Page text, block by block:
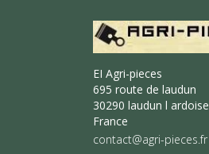
EI Agri-pieces
695 route de laudun
30290 laudun l ardoise
France
contact@agri-pieces.fr